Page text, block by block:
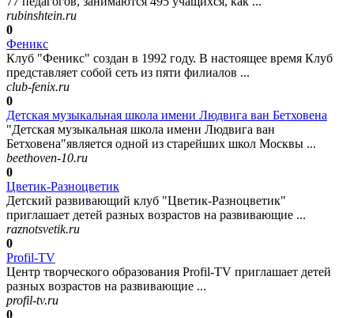
rubinshtein.ru
0
Феникс
Клуб "Феникс" создан в 1992 году. В настоящее время Клуб
представляет собой сеть из пяти филиалов ...
club-fenix.ru
0
Детская музыкальная школа имени Людвига ван Бетховена
"Детская музыкальная школа имени Людвига ван
Бетховена"является одной из старейших школ Москвы ...
beethoven-10.ru
0
Цветик-Разноцветик
Детский развивающий клуб "Цветик-Разноцветик"
приглашает детей разных возрастов на развивающие ...
raznotsvetik.ru
0
Profil-TV
Центр творческого образования Profil-TV приглашает детей
разных возрастов на развивающие ...
profil-tv.ru
0